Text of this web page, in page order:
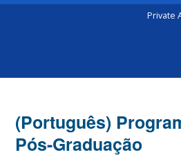
Private
(Português)
Pós-Graduação